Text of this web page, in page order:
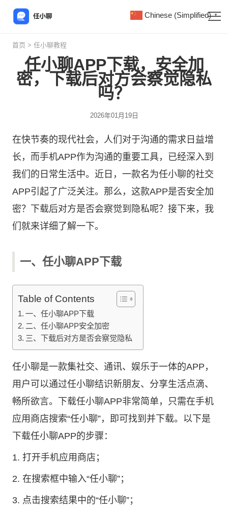
首页 > 任小聊教程
任小聊APP下载，安全加
密，下载后对方会察觉隐私
吗？
2026年01月19日
在快节奏的现代社会，人们对于沟通的需求日益增
长，而手机APP作为沟通的重要工具，已经深入到
我们的日常生活中。近日，一款名为任小聊的社交
APP引起了广泛关注。那么，这款APP是否安全加
密？下载后对方是否会察觉到隐私呢？接下来，我
们就来详细了解一下。
一、任小聊APP下载
Table of Contents
一、任小聊APP下载
二、任小聊APP安全加密
三、下载后对方是否会察觉隐私
任小聊是一款集社交、通讯、娱乐于一体的APP，
用户可以通过任小聊结识新朋友、分享生活点滴、
畅所欲言。下载任小聊APP非常简单，只需在手机
应用商店搜索“任小聊”，即可找到并下载。以下是
下载任小聊APP的步骤：
1. 打开手机应用商店；
2. 在搜索框中输入“任小聊”；
3. 点击搜索结果中的“任小聊”；
Chinese (Simplified) ▼